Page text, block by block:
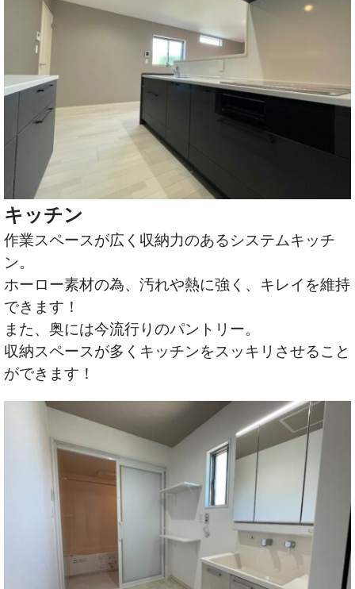
キッチン
作業スペースが広く収納力のあるシステムキッチ
ン。
ホーロー素材の為、汚れや熱に強く、キレイを維持
できます！
また、奥には今流行りのパントリー。
収納スペースが多くキッチンをスッキリさせること
ができます！